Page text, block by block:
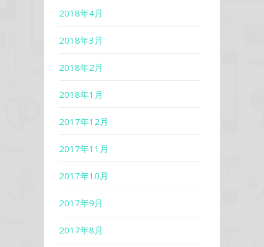
2018年4月
2018年3月
2018年2月
2018年1月
2017年12月
2017年11月
2017年10月
2017年9月
2017年8月